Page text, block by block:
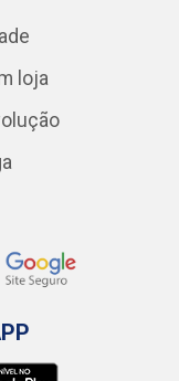
loja